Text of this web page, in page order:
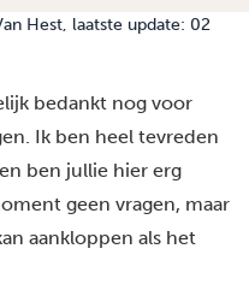
Hest, laatste update: 02
bedankt nog voor
Ik ben heel tevreden
ben jullie hier erg
geen vragen, maar
aankloppen als het